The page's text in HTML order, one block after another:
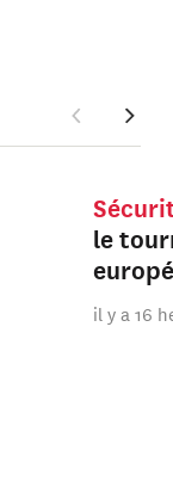
le
il y a 16